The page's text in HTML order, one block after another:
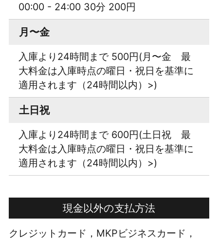
00:00 - 24:00 30分 200円
月〜金
入庫より24時間まで 500円(月〜金 最
大料金は入庫時点の曜日・祝日を基準に
適用されます（24時間以内）>)
土日祝
入庫より24時間まで 600円(土日祝 最
大料金は入庫時点の曜日・祝日を基準に
適用されます（24時間以内）>)
現金以外の支払方法
クレジットカード，MKPビジネスカード，